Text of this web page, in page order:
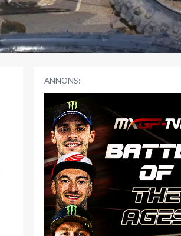
ANNONS: